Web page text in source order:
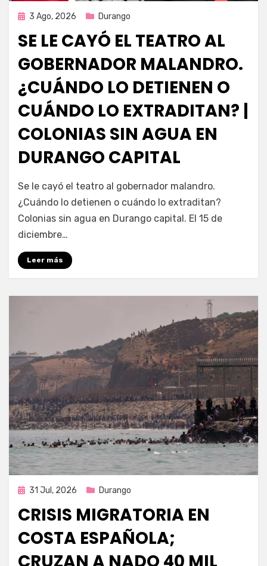
Publicada
3 Ago, 2026 Durango
SE LE CAYÓ EL TEATRO AL
GOBERNADOR MALANDRO.
¿CUÁNDO LO DETIENEN O
CUÁNDO LO EXTRADITAN? |
COLONIAS SIN AGUA EN
DURANGO CAPITAL
por Fernando Miranda Servín
Se le cayó el teatro al gobernador malandro.
¿Cuándo lo detienen o cuándo lo extraditan?
Colonias sin agua en Durango capital. El 15 de
diciembre…
Leer más
Publicada
31 Jul, 2026 Durango
CRISIS MIGRATORIA EN
COSTA ESPAÑOLA;